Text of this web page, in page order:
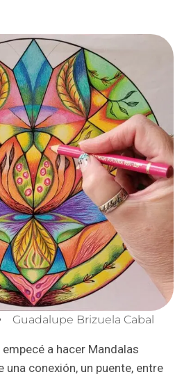
Guadalupe Brizuela Cabal
a hacer Mandalas
una conexión, un puente, entre